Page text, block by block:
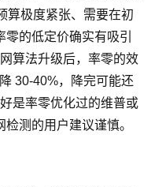
极度紧张、需要在初
的低定价确实有吸引
算法升级后，率零的效
30-40%，降完可能还
是率零优化过的维普或
测的用户建议谨慎。